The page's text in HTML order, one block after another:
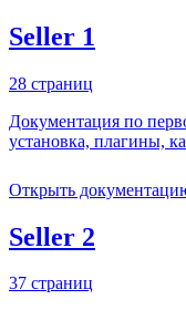
Seller 1
28 страниц
Документация по
установка, плагины,
Открыть
Seller 2
37 страниц